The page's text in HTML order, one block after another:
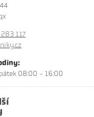
117
08:00 - 16:00